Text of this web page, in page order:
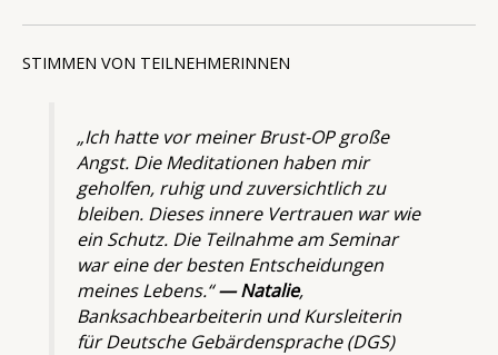
STIMMEN VON TEILNEHMERINNEN
„Ich hatte vor meiner Brust-OP große
Angst. Die Meditationen haben mir
geholfen, ruhig und zuversichtlich zu
bleiben. Dieses innere Vertrauen war wie
ein Schutz. Die Teilnahme am Seminar
war eine der besten Entscheidungen
meines Lebens.“— Natalie,
Banksachbearbeiterin und Kursleiterin
für Deutsche Gebärdensprache (DGS)